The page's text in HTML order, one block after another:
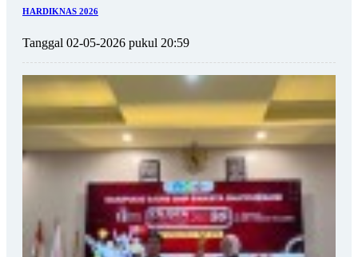
HARDIKNAS 2026
Tanggal 02-05-2026 pukul 20:59